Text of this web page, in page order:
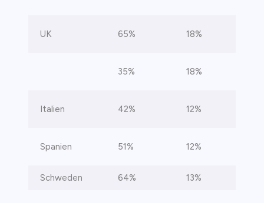
UK 65% 18%
35% 18%
Italien 42% 12%
Spanien 51% 12%
Schweden 64% 13%